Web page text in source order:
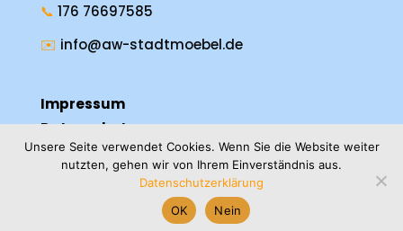
📞 176 76697585
✉️ info@aw-stadtmoebel.de
Impressum
Datenschutz
© 2026 A & W Stadtmöbel GmbH
Unsere Seite verwendet Cookies. Wenn Sie die Website weiter
nutzten, gehen wir von Ihrem Einverständnis aus.
Datenschutzerklärung
OK
Nein